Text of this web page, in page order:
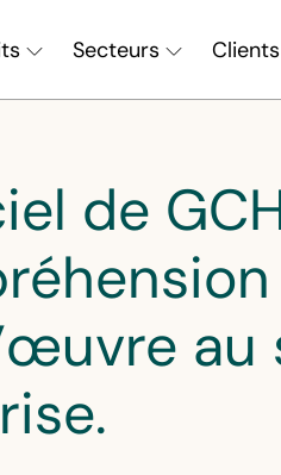
Secteurs Clients
de
au